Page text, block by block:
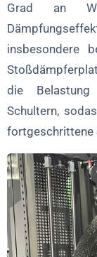
Grad an
insbesondere
die
Schultern,
fortgeschrittene